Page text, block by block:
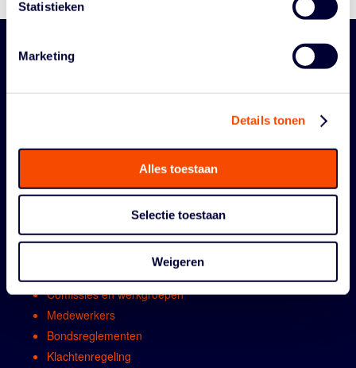
Statistieken
Marketing
Details tonen
Alles toestaan
Selectie toestaan
Weigeren
ORGANISATIE
Contact
Algemene vergadring
Comissies en werkgroepen
Medewerkers
Bondsreglementen
Klachtenregeling